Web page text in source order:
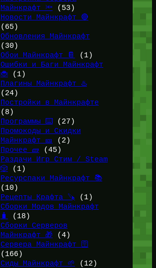
Майнкрафт 🔦 (53)
Новости Майнкрафт 🔴
(65)
Обновления Майнкрафт
(30)
Обои Майнкрафт 📔
(1)
Ошибки и Баги Майнкрафт
🐞(1)
Плагины Майнкрафт ♨️
(24)
Постройки в Майнкрафте
(8)
Программы ⌨️ (27)
Промокоды и Скидки
Майнкрафт 🎫
(2)
Прочее 🧱 (45)
Раздачи Игр Стим / Steam
🎲 (1)
Ресурспаки Майнкрафт 📚
(10)
Рецепты Крафта 🪚 (1)
Сборки Модов Майнкрафт
🧳
(18)
Сборки Серверов
Майнкрафт 🎁 (4)
Сервера Майнкрафт 🛜
(166)
Сиды Майнкрафт 🌱
(12)